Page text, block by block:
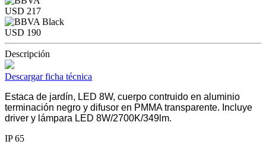
USD 217
USD 190
Descripción
Descargar ficha técnica
Estaca de jardín, LED 8W, cuerpo contruido en aluminio
terminación negro y difusor en PMMA transparente. Incluye
driver y lámpara LED 8W/2700K/349lm.
IP 65